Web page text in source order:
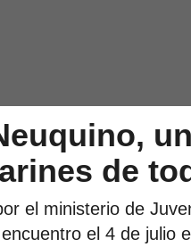
de
el ministerio de
el 4 de julio